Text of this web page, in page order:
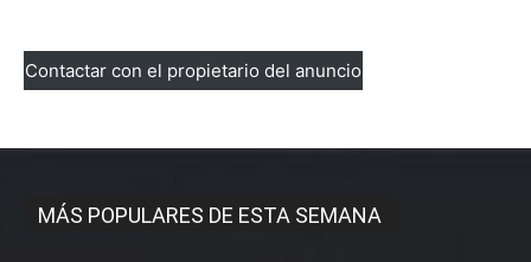
Contactar con el propietario del anuncio
MÁS POPULARES DE ESTA SEMANA